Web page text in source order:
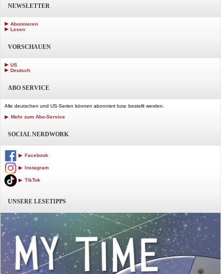
NEWSLETTER
Abonnieren
Lesen
VORSCHAUEN
US
Deutsch
ABO SERVICE
Alle deutschen und US-Serien können abonniert bzw. bestellt werden.
Mehr zum Abo-Service
SOCIAL NERDWORK
Facebook
Instagram
TikTok
UNSERE LESETIPPS